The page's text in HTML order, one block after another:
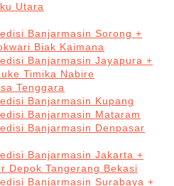
Utara
Banjarmasin Sorong +
Biak Kaimana
Banjarmasin Jayapura +
Timika Nabire
Tenggara
Banjarmasin Kupang
Banjarmasin Mataram
Banjarmasin Denpasar
Banjarmasin Jakarta +
Depok Tangerang Bekasi
Banjarmasin Surabaya +